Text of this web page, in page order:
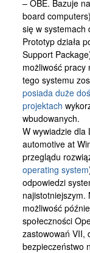
– OBE. Bazuje
board
się w systemach
Prototyp działa
Support
możliwość pracy
tego systemu
posiada duże
projektach
wbudowanych.
W wywiadzie dla
automotive at
przeglądu
operating system
odpowiedzi
najistotniejszym.
możliwość
społeczności
zastowowań VII,
bezpieczeństwo